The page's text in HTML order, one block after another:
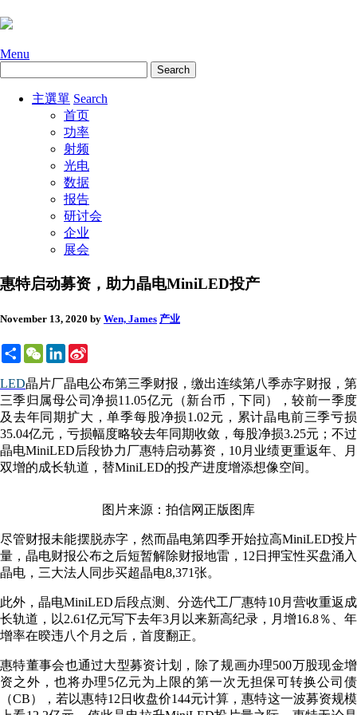
Menu
主選單 Search
首页
功率
射频
光电
数据
报告
研讨会
企业
展会
惠特启动募资，助力晶电MiniLED投产
November 13, 2020 by Wen, James 产业
ShareWeChatLinkedIn
LED晶片厂晶电公布第三季财报，缴出连续第八季赤字财报，第
三季归属母公司净损11.05亿元（新台币，下同），较前一季度
及去年同期扩大，单季每股净损1.02元，累计晶电前三季亏损
35.04亿元，亏损幅度略较去年同期收敛，每股净损3.25元；不过
晶电MiniLED后段协力厂惠特启动募资，10月业绩更重返年、月
双增的成长轨道，替MiniLED的投产进度增添想像空间。
图片来源：拍信网正版图库
尽管财报未能摆脱赤字，然而晶电第四季开始拉高MiniLED投片
量，晶电财报公布之后短暂解除财报地雷，12日押宝性买盘涌入
晶电，三大法人同步买超晶电8,371张。
此外，晶电MiniLED后段点测、分选代工厂惠特10月营收重返成
长轨道，以2.61亿元写下去年3月以来新高纪录，月增16.8％、年
增率在暌违八个月之后，首度翻正。
惠特董事会也通过大型募资计划，除了规画办理500万股现金增
资之外，也将办理5亿元为上限的第一次无担保可转换公司债
（CB），若以惠特12日收盘价144元计算，惠特这一波募资规模